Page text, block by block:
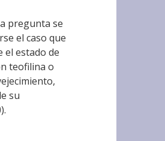
pregunta se
el caso que
estado de
teofilina o
su